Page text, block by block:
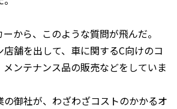
から、このような質問が飛んだ。
店舗を出して、車に関するC向けのコ
ンテナンス品の販売などをしていま
御社が、わざわざコストのかかるオ